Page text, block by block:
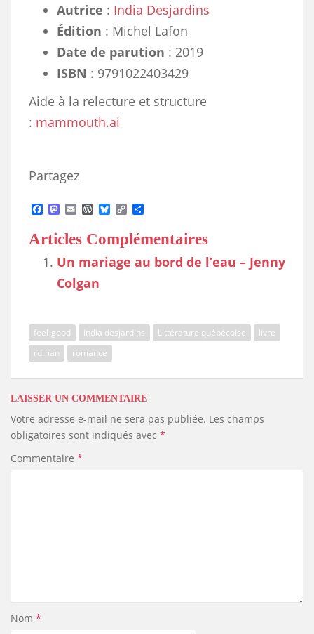
Autrice : India Desjardins
Édition : Michel Lafon
Date de parution : 2019
ISBN : 9791022403429
Aide à la relecture et structure
: mammouth.ai
Partagez
a
e
b
o
M
a
s
t
o
d
o
n
E
m
i
W
o
r
d
r
s
B
e
k
C
o
p
y
i
r
Articles Complémentaires
Un mariage au bord de l’eau – Jenny
Colgan
feel-good india desjardins Littérature québécoise
livre
roman
romance
LAISSER UN COMMENTAIRE
Votre adresse e-mail ne sera pas publiée. Les champs
obligatoires sont indiqués avec *
Commentaire *
Nom *